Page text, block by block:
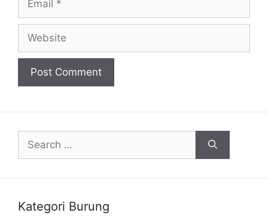
for:
Kategori Burung